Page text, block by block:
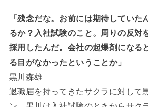
「残念だな。お前には期待していた
るか？入社試験のこと。周りの反対
採用したんだ。会社の起爆剤になる
る目がなかったということか」
黒川森雄
退職届を持ってきたサクラに対して